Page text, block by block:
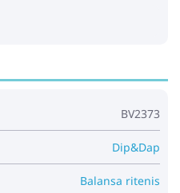
BV2373
Dip&Dap
Balansa ritenis